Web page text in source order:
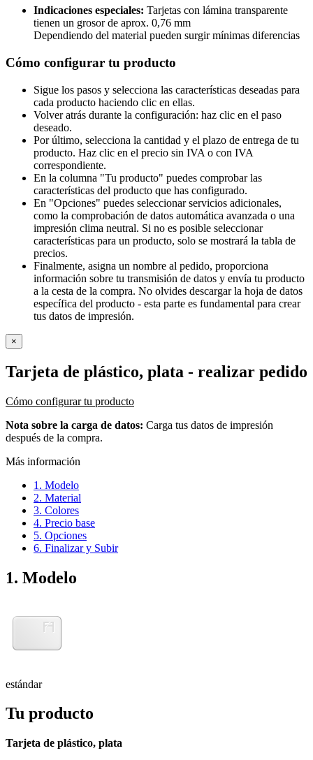
Indicaciones especiales: Tarjetas con lámina transparente
tienen un grosor de aprox. 0,76 mm
Dependiendo del material pueden surgir mínimas diferencias
Cómo configurar tu producto
Sigue los pasos y selecciona las características deseadas para
cada producto haciendo clic en ellas.
Volver atrás durante la configuración: haz clic en el paso
deseado.
Por último, selecciona la cantidad y el plazo de entrega de tu
producto. Haz clic en el precio sin IVA o con IVA
correspondiente.
En la columna "Tu producto" puedes comprobar las
características del producto que has configurado.
En "Opciones" puedes seleccionar servicios adicionales,
como la comprobación de datos automática avanzada o una
impresión clima neutral. Si no es posible seleccionar
características para un producto, solo se mostrará la tabla de
precios.
Finalmente, asigna un nombre al pedido, proporciona
información sobre tu transmisión de datos y envía tu producto
a la cesta de la compra. No olvides descargar la hoja de datos
específica del producto - esta parte es fundamental para crear
tus datos de impresión.
×
Tarjeta de plástico, plata - realizar pedido
Cómo configurar tu producto
Nota sobre la carga de datos: Carga tus datos de impresión
después de la compra.
Más información
1. Modelo
2. Material
3. Colores
4. Precio base
5. Opciones
6. Finalizar y Subir
1. Modelo
estándar
Tu producto
Tarjeta de plástico, plata